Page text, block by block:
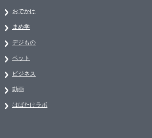
おでかけ
まめ学
デジもの
ペット
ビジネス
動画
はばたけラボ